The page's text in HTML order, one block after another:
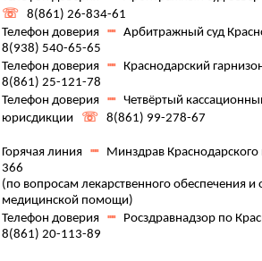
☏ 8(861) 26-834-61
Телефон доверия ┉ Арбитражный суд
8(938) 540-65-65
Телефон доверия ┉ Краснодарский
8(861) 25-121-78
Телефон доверия ┉ Четвёртый
юрисдикции
☏ 8(861) 99-278-67
Горячая линия ┉ Минздрав Краснодарского
366
(по вопросам лекарственного обеспечения и
медицинской помощи)
Телефон доверия ┉ Росздравнадзор по
8(861) 20-113-89